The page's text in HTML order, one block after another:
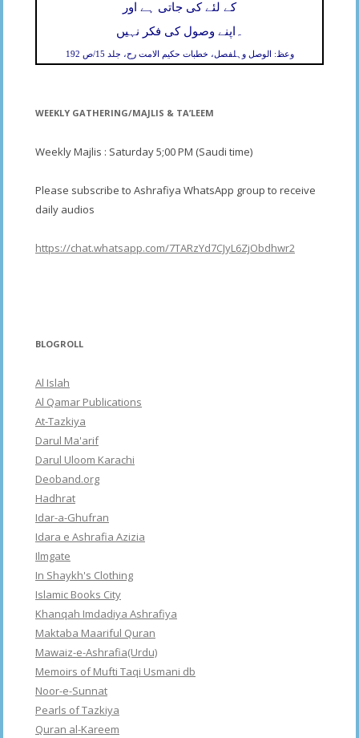
کے لئے کی جاتی ہے اور
اپنے وصول کی فکر نہیں ۔
وعظ: الوصل وہلفصل، خطبات حکیم الامت رح، جلد 15/ص 192
WEEKLY GATHERING/MAJLIS & TA’LEEM
Weekly Majlis : Saturday 5;00 PM (Saudi time)
Please subscribe to Ashrafiya WhatsApp group to receive
daily audios
https://chat.whatsapp.com/7TARzYd7CJyL6ZjObdhwr2
BLOGROLL
Al Islah
Al Qamar Publications
At-Tazkiya
Darul Ma'arif
Darul Uloom Karachi
Deoband.org
Hadhrat
Idar-a-Ghufran
Idara e Ashrafia Azizia
Ilmgate
In Shaykh's Clothing
Islamic Books City
Khanqah Imdadiya Ashrafiya
Maktaba Maariful Quran
Mawaiz-e-Ashrafia(Urdu)
Memoirs of Mufti Taqi Usmani db
Noor-e-Sunnat
Pearls of Tazkiya
Quran al-Kareem